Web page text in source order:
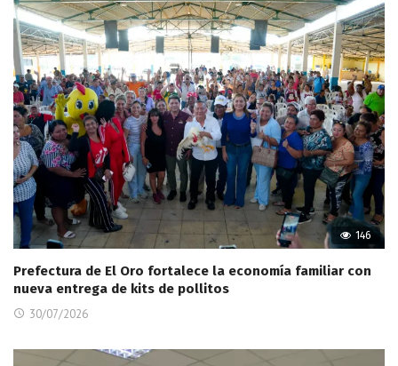
146
Prefectura de El Oro fortalece la economía familiar con
nueva entrega de kits de pollitos
30/07/2026